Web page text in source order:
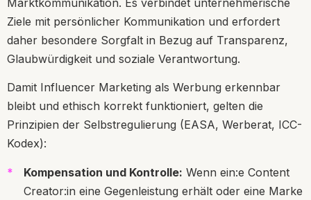
Ziele mit persönlicher Kommunikation und erfordert
daher besondere Sorgfalt in Bezug auf Transparenz,
Glaubwürdigkeit und soziale Verantwortung.
Damit Influencer Marketing als Werbung erkennbar
bleibt und ethisch korrekt funktioniert, gelten die
Prinzipien der Selbstregulierung (EASA, Werberat, ICC-
Kodex):
Kompensation und Kontrolle: Wenn ein:e Content
Creator:in eine Gegenleistung erhält oder eine Marke